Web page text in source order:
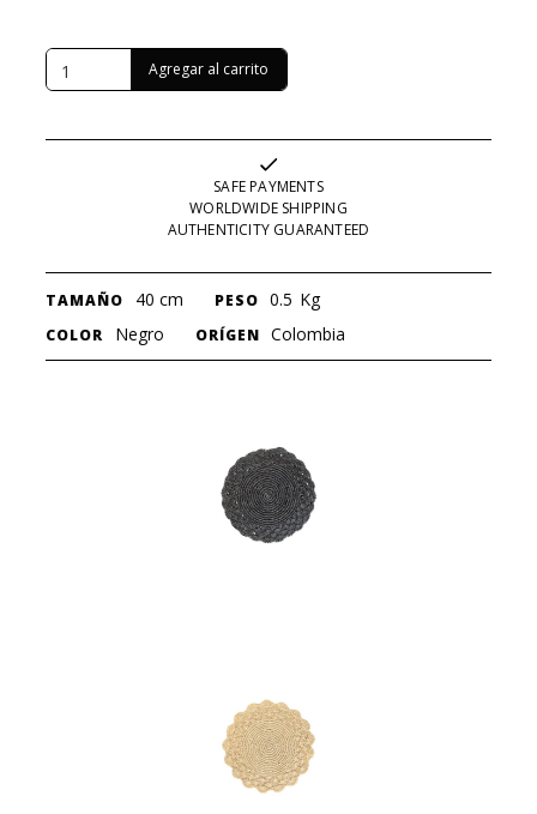
SAFE PAYMENTS
WORLDWIDE SHIPPING
AUTHENTICITY GUARANTEED
TAMAÑO 40 cm PESO 0.5 Kg
COLOR Negro ORÍGEN Colombia